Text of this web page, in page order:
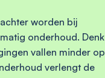
worden bij
onderhoud. Denk
vallen minder op
verlengt de